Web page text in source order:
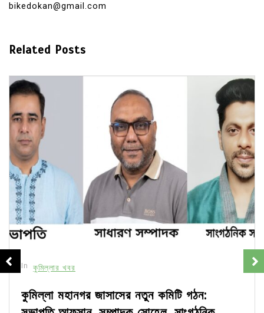
bikedokan@gmail.com
Related Posts
In কুমিল্লার খবর
কুমিল্লা মহানগর জাসাসের নতুন কমিটি গঠন: